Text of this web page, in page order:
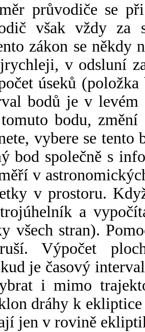
průvodiče se
však vždy za
zákon se někdy
v odsluní
úseků
bodů je v
bodu,
vybere se tento
bod společně s
v
v prostoru.
a
všech stran).
Výpočet
je časový
i mimo
dráhy k
jen v rovině